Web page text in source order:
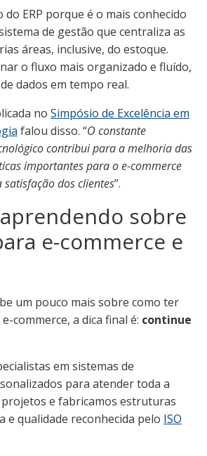
do ERP porque é o mais conhecido
de gestão que centraliza as
áreas, inclusive, do estoque.
o fluxo mais organizado e fluído,
dados em tempo real.
no Simpósio de Excelência em
falou disso. “O constante
contribui para a melhoria das
importantes para o e-commerce
dos clientes”.
sobre
e-commerce e
um pouco mais sobre como ter
commerce, a dica final é: continue
em sistemas de
para atender toda a
e fabricamos estruturas
e qualidade reconhecida pelo ISO